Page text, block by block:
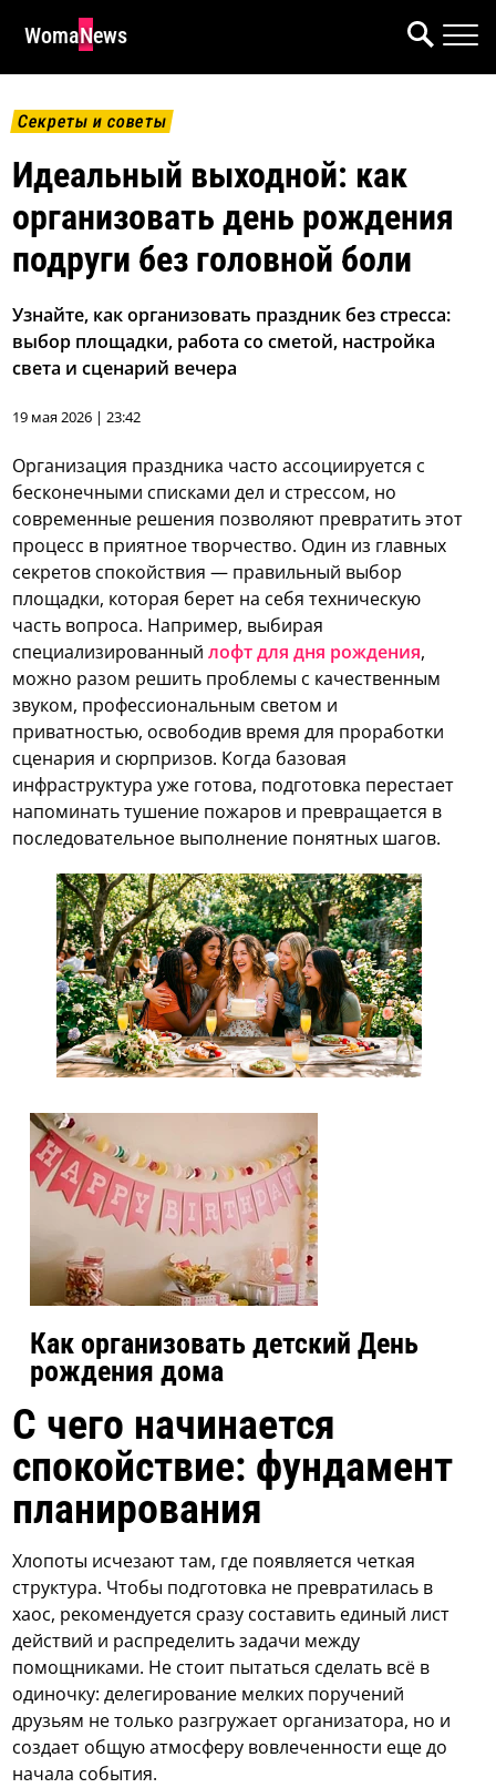
WomaNews
Секреты и советы
Идеальный выходной: как
организовать день рождения
подруги без головной боли
Узнайте, как организовать праздник без стресса:
выбор площадки, работа со сметой, настройка
света и сценарий вечера
19 мая 2026 | 23:42
Организация праздника часто ассоциируется с
бесконечными списками дел и стрессом, но
современные решения позволяют превратить этот
процесс в приятное творчество. Один из главных
секретов спокойствия — правильный выбор
площадки, которая берет на себя техническую
часть вопроса. Например, выбирая
специализированныйлофт для дня рождения,
можно разом решить проблемы с качественным
звуком, профессиональным светом и
приватностью, освободив время для проработки
сценария и сюрпризов. Когда базовая
инфраструктура уже готова, подготовка перестает
напоминать тушение пожаров и превращается в
последовательное выполнение понятных шагов.
Как организовать детский День
рождения дома
С чего начинается
спокойствие: фундамент
планирования
Хлопоты исчезают там, где появляется четкая
структура. Чтобы подготовка не превратилась в
хаос, рекомендуется сразу составить единый лист
действий и распределить задачи между
помощниками. Не стоит пытаться сделать всё в
одиночку: делегирование мелких поручений
друзьям не только разгружает организатора, но и
создает общую атмосферу вовлеченности еще до
начала события.